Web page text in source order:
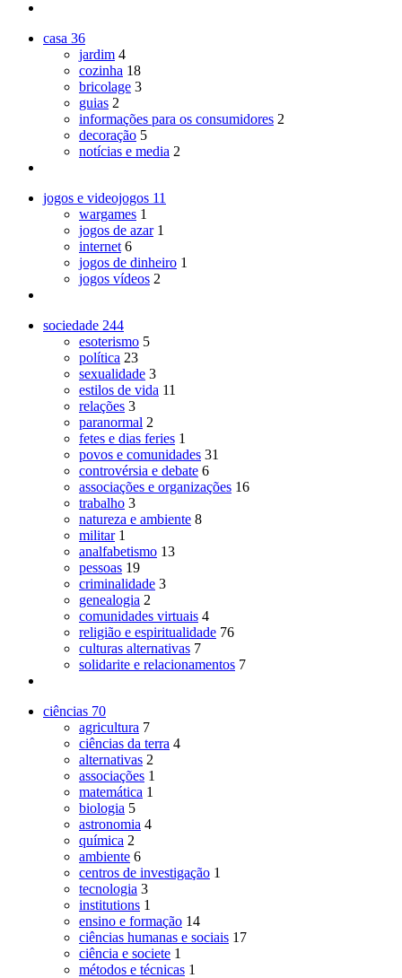
casa 36
jardim 4
cozinha 18
bricolage 3
guias 2
informações para os consumidores 2
decoração 5
notícias e media 2
jogos e videojogos 11
wargames 1
jogos de azar 1
internet 6
jogos de dinheiro 1
jogos vídeos 2
sociedade 244
esoterismo 5
política 23
sexualidade 3
estilos de vida 11
relações 3
paranormal 2
fetes e dias feries 1
povos e comunidades 31
controvérsia e debate 6
associações e organizações 16
trabalho 3
natureza e ambiente 8
militar 1
analfabetismo 13
pessoas 19
criminalidade 3
genealogia 2
comunidades virtuais 4
religião e espiritualidade 76
culturas alternativas 7
solidarite e relacionamentos 7
ciências 70
agricultura 7
ciências da terra 4
alternativas 2
associações 1
matemática 1
biologia 5
astronomia 4
química 2
ambiente 6
centros de investigação 1
tecnologia 3
institutions 1
ensino e formação 14
ciências humanas e sociais 17
ciência e societe 1
métodos e técnicas 1